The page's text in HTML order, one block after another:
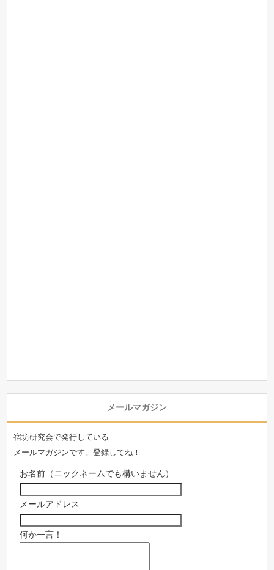
メールマガジン
宿坊研究会で発行している
メールマガジンです。登録してね！
お名前（ニックネームでも構いません）
メールアドレス
何か一言！